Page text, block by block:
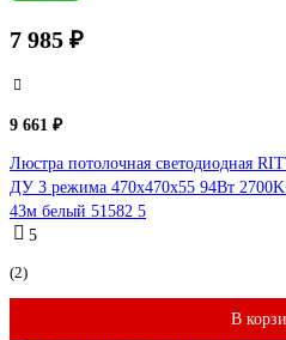
7 985 ₽
9 661 ₽
Люстра потолочная светодиодная
ДУ 3 режима 470x470x55 94Вт
43м белый 51582 5
5
(2)
В